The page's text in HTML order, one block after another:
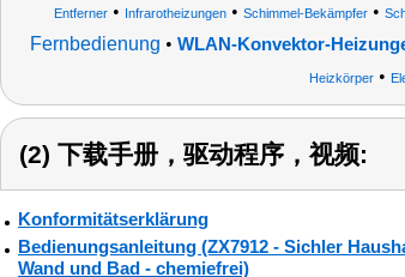
Entferner• Infrarotheizungen• Schimmel-Bekämpfer•
Fernbedienung • WLAN-Konvektor-
Heizkörper •
(2) 下载手册，驱动程序，视频:
Konformitätserklärung
Bedienungsanleitung (ZX7912 - Sichler
Wand und Bad - chemiefrei)